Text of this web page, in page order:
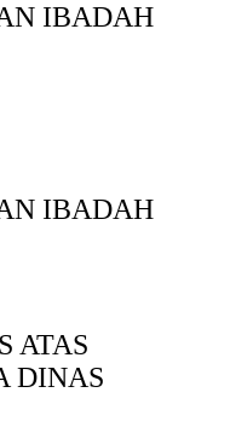
IBADAH
IBADAH
ATAS
DINAS